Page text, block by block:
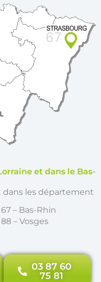
et dans le Bas-
les département
67 – Bas-Rhin
88 – Vosges
03 87 60
75 81